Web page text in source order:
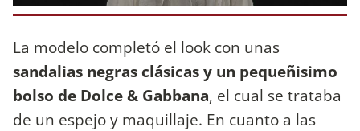
La modelo completó el look con unas
sandalias negras clásicas y un pequeñisimo
bolso de Dolce & Gabbana, el cual se trataba
de un espejo y maquillaje. En cuanto a las